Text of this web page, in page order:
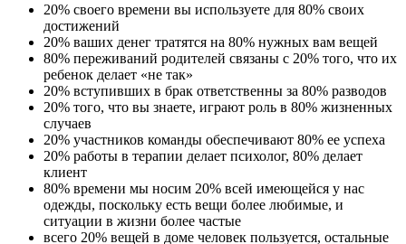
20% своего времени вы используете для 80% своих
достижений
20% ваших денег тратятся на 80% нужных вам вещей
80% переживаний родителей связаны с 20% того, что их
ребенок делает «не так»
20% вступивших в брак ответственны за 80% разводов
20% того, что вы знаете, играют роль в 80% жизненных
случаев
20% участников команды обеспечивают 80% ее успеха
20% работы в терапии делает психолог, 80% делает
клиент
80% времени мы носим 20% всей имеющейся у нас
одежды, поскольку есть вещи более любимые, и
ситуации в жизни более частые
всего 20% вещей в доме человек пользуется, остальные